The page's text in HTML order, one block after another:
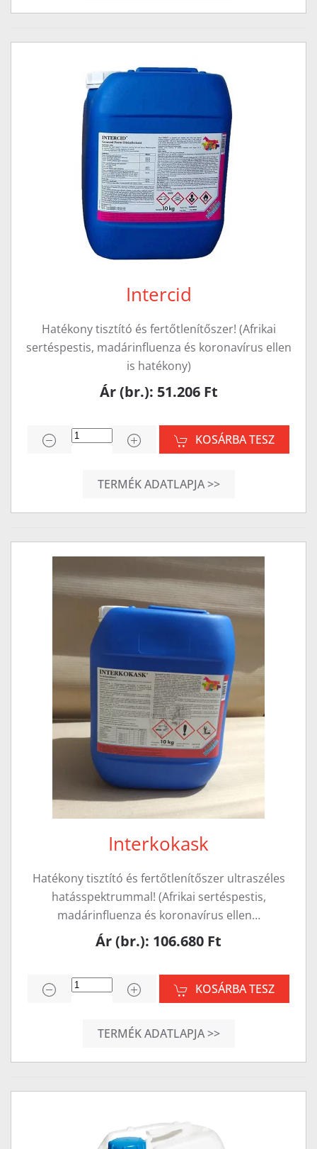
Intercid
Hatékony tisztító és fertőtlenítőszer! (Afrikai
sertéspestis, madárinfluenza és koronavírus ellen
is hatékony)
Ár (br.): 51.206 Ft
KOSÁRBA TESZ
TERMÉK ADATLAPJA >>
Interkokask
Hatékony tisztító és fertőtlenítőszer ultraszéles
hatásspektrummal! (Afrikai sertéspestis,
madárinfluenza és koronavírus ellen…
Ár (br.): 106.680 Ft
KOSÁRBA TESZ
TERMÉK ADATLAPJA >>